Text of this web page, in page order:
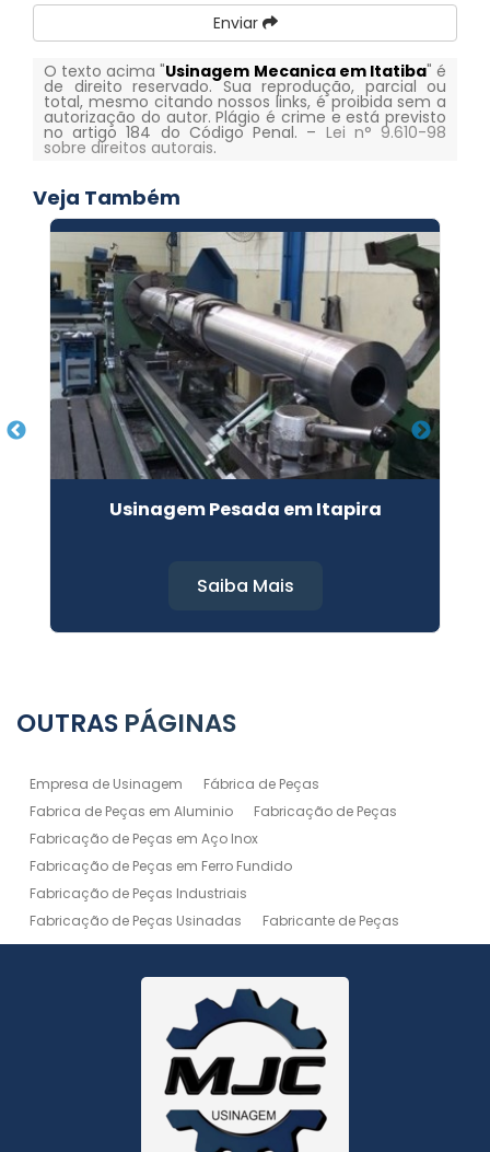
Enviar
O texto acima "Usinagem Mecanica em Itatiba" é
de direito reservado. Sua reprodução, parcial ou
total, mesmo citando nossos links, é proibida sem a
autorização do autor. Plágio é crime e está previsto
no artigo 184 do Código Penal. – Lei n° 9.610-98
sobre direitos autorais.
Veja Também
Usinagem Pesada em Itapira
Saiba Mais
OUTRAS PÁGINAS
Empresa de Usinagem
Fábrica de Peças
Fabrica de Peças em Aluminio
Fabricação de Peças
Fabricação de Peças em Aço Inox
Fabricação de Peças em Ferro Fundido
Fabricação de Peças Industriais
Fabricação de Peças Usinadas
Fabricante de Peças
Fabricante de Peças de Máquinas
Manutenção de Máquina
Peças Usinadas
Serviço de Soldagem
Serviço de Usinagem
Serviço de Usinagem Pesada
Serviços de Usinagem CNC
Serviços de Usinagem de Peças
Serviços de Usinagem Tornearia e Solda
Usinagem
Usinagem Aluminio